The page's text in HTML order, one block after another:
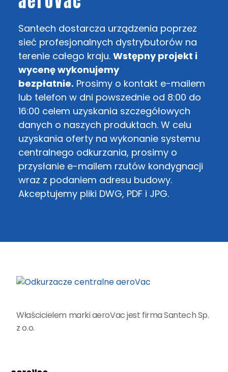
Santech dostarcza urządzenia poprzez
sieć profesjonalnych dystrybutorów na
terenie całego kraju. Wstępny projekt i
wycenę wykonujemy
bezpłatnie. Prosimy o kontakt e-mailem
lub telefon w dni powszednie od 8:00 do
16:00 celem uzyskania szczegółowych
danych o naszych produktach. W celu
uzyskania oferty na wykonanie systemu
centralnego odkurzania, prosimy o
przysłanie e-mailem rzutów kondygnacji
wraz z podaniem adresu budowy.
Akceptujemy pliki DWG, PDF i JPG.
Właścicielem marki aeroVac jest firma Santech Sp.
z o.o.